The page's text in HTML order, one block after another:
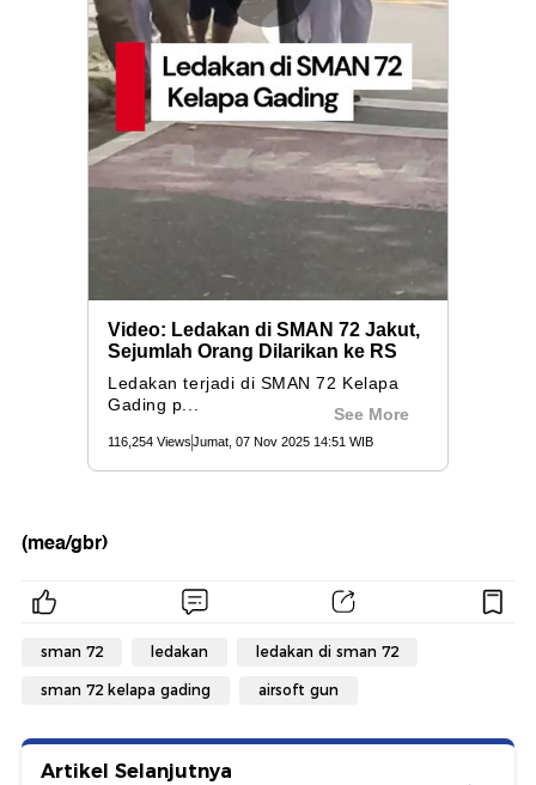
(mea/gbr)
sman 72 ledakan ledakan di sman 72
sman 72 kelapa gading airsoft gun
Artikel Selanjutnya